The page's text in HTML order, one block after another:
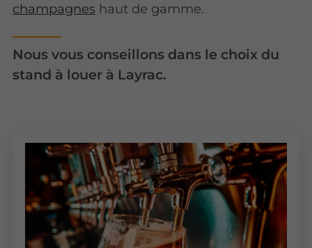
champagnes haut de gamme.
Nous vous conseillons dans le choix du
stand à louer à Layrac.